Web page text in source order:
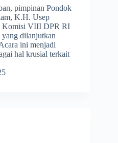
pimpinan Pondok
K.H. Usep
Komisi VIII DPR RI
yang dilanjutkan
ini menjadi
hal krusial terkait